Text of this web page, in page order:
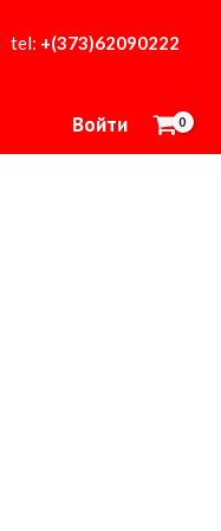
tel: +(373)62090222
Войти